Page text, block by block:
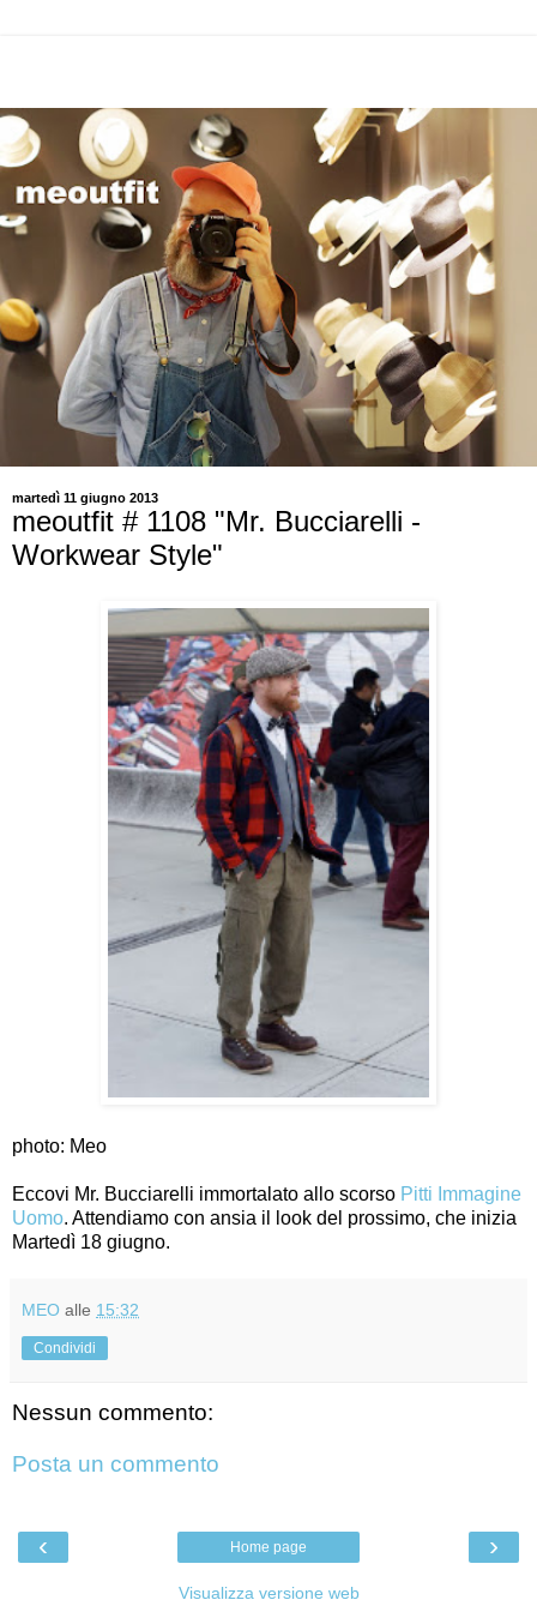
martedì 11 giugno 2013
meoutfit # 1108 "Mr. Bucciarelli -
Workwear Style"
photo: Meo
Eccovi Mr. Bucciarelli immortalato allo scorso Pitti Immagine
Uomo. Attendiamo con ansia il look del prossimo, che inizia
Martedì 18 giugno.
MEO alle 15:32
Condividi
Nessun commento:
Posta un commento
‹ ›
Home page
Visualizza versione web